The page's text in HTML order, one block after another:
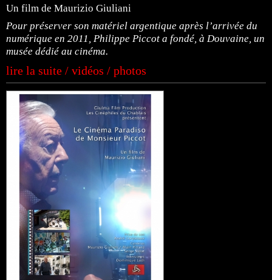
Un film de Maurizio Giuliani
Pour préserver son matériel argentique après l’arrivée du
numérique en 2011, Philippe Piccot a fondé, à Douvaine, un
musée dédié au cinéma.
lire la suite / vidéos / photos